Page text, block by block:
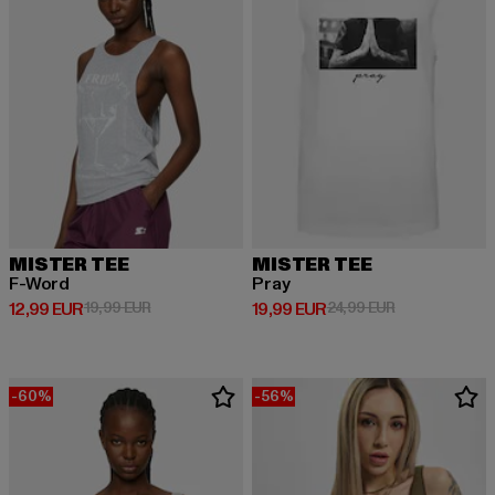
MISTER TEE
F-Word
12,99 EUR
Derzeitiger Preis: 12,99 EUR
19,99 EURAktionspreis: 19,99 EUR
MISTER TEE
Pray
19,99 EUR
Derzeitiger Preis: 19,99 EUR
24,99 EURAktionspreis:
-60% -56%